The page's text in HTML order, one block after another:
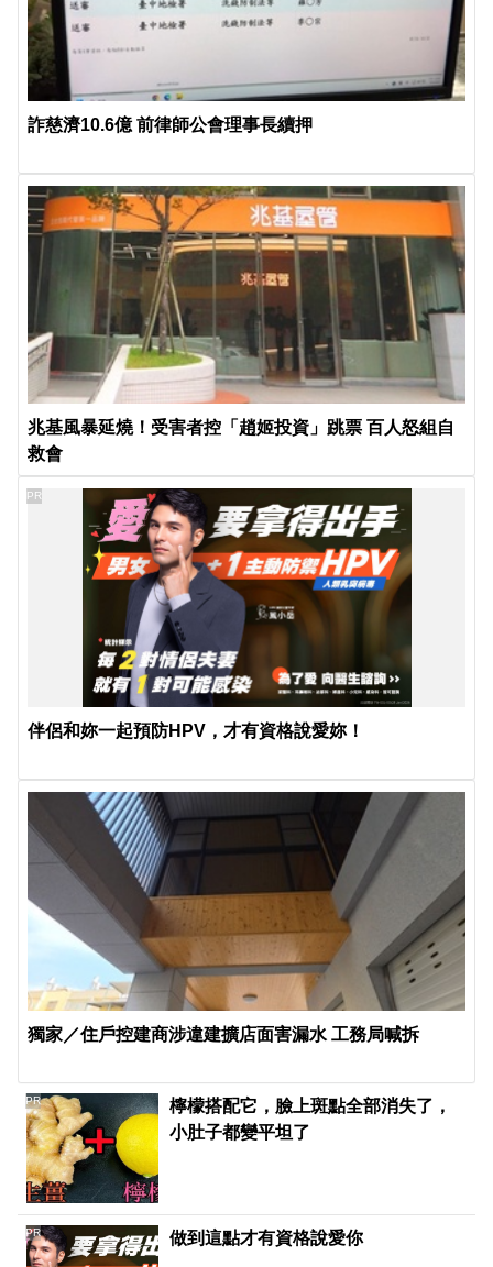
詐慈濟10.6億 前律師公會理事長續押
兆基風暴延燒！受害者控「趙姬投資」跳票 百人怒組自
救會
伴侶和妳一起預防HPV，才有資格說愛妳！
PR
獨家／住戶控建商涉違建擴店面害漏水 工務局喊拆
檸檬搭配它，臉上斑點全部消失了，
小肚子都變平坦了
PR
做到這點才有資格說愛你
PR